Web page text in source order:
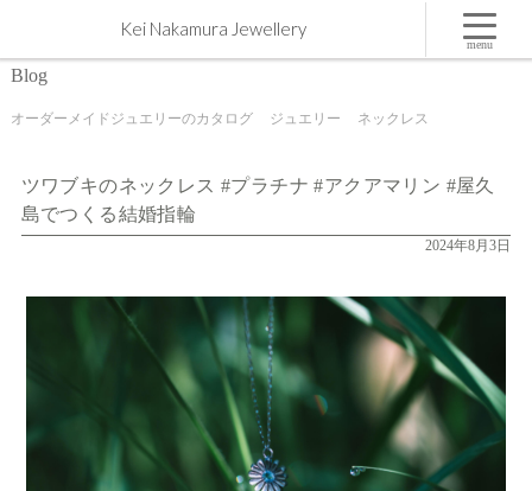
ツワブキのネックレス #プラチナ #アクアマリン #屋久島でつくる結婚指輪 | 屋久島,ジュエリー,
オーダーメイドのマリッジリング（結婚・婚約指輪）制作 | Kei Nakamura Jewellery Blog
Kei Nakamura Jewellery
Blog
オーダーメイドジュエリーのカタログ ジュエリー ネックレス
ツワブキのネックレス #プラチナ #アクアマリン #屋久
島でつくる結婚指輪
2024年8月3日
menu